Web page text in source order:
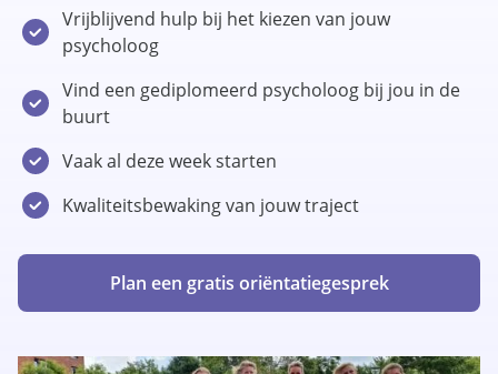
Vrijblijvend hulp bij het kiezen van jouw
psycholoog
Vind een gediplomeerd psycholoog bij jou in de
buurt
Vaak al deze week starten
Kwaliteitsbewaking van jouw traject
Plan een gratis oriëntatiegesprek